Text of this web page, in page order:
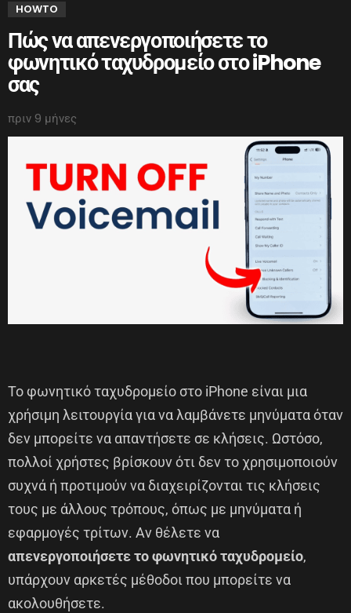
HOWTO
Πώς να απενεργοποιήσετε το
φωνητικό ταχυδρομείο στο iPhone
σας
πριν 9 μήνες
Το φωνητικό ταχυδρομείο στο iPhone είναι μια
χρήσιμη λειτουργία για να λαμβάνετε μηνύματα όταν
δεν μπορείτε να απαντήσετε σε κλήσεις. Ωστόσο,
πολλοί χρήστες βρίσκουν ότι δεν το χρησιμοποιούν
συχνά ή προτιμούν να διαχειρίζονται τις κλήσεις
τους με άλλους τρόπους, όπως με μηνύματα ή
εφαρμογές τρίτων. Αν θέλετε να
απενεργοποιήσετε το φωνητικό ταχυδρομείο,
υπάρχουν αρκετές μέθοδοι που μπορείτε να
ακολουθήσετε.